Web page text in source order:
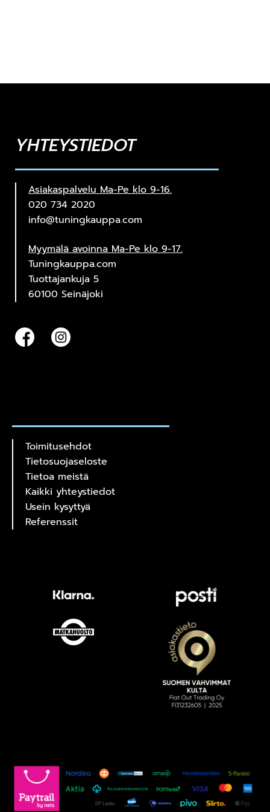
YHTEYSTIEDOT
Asiakaspalvelu Ma-Pe klo 9-16.
020 734 2020
info@tuningkauppa.com
Myymälä avoinna Ma-Pe klo 9-17.
Tuningkauppa.com
Tuottajankuja 5
60100 Seinäjoki
Toimitusehdot
Tietosuojaseloste
Tietoa meistä
Kaikki yhteystiedot
Usein kysyttyä
Referenssit